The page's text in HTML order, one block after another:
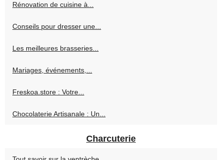
Rénovation de cuisine à...
Conseils pour dresser une...
Les meilleures brasseries...
Mariages, événements,...
Freskoa.store : Votre...
Chocolaterie Artisanale : Un...
Charcuterie